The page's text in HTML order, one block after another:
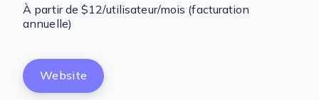
À partir de $12/utilisateur/mois (facturation
annuelle)
Website